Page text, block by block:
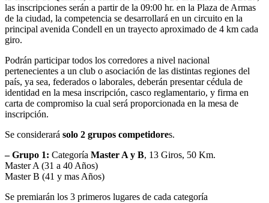
las inscripciones serán a partir de la 09:00 hr. en la Plaza de Armas
de la ciudad, la competencia se desarrollará en un circuito en la
principal avenida Condell en un trayecto aproximado de 4 km cada
giro.
Podrán participar todos los corredores a nivel nacional
pertenecientes a un club o asociación de las distintas regiones del
país, ya sea, federados o laborales, deberán presentar cédula de
identidad en la mesa inscripción, casco reglamentario, y firma en
carta de compromiso la cual será proporcionada en la mesa de
inscripción.
Se considerará solo 2 grupos competidores.
– Grupo 1: Categoría Master A y B, 13 Giros, 50 Km.
Master A (31 a 40 Años)
Master B (41 y mas Años)
Se premiarán los 3 primeros lugares de cada categoría